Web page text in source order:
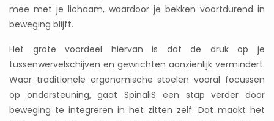
mee met je lichaam, waardoor je bekken voortdurend in
beweging blijft.
Het grote voordeel hiervan is dat de druk op je
tussenwervelschijven en gewrichten aanzienlijk vermindert.
Waar traditionele ergonomische stoelen vooral focussen
op ondersteuning, gaat SpinaliS een stap verder door
beweging te integreren in het zitten zelf. Dat maakt het